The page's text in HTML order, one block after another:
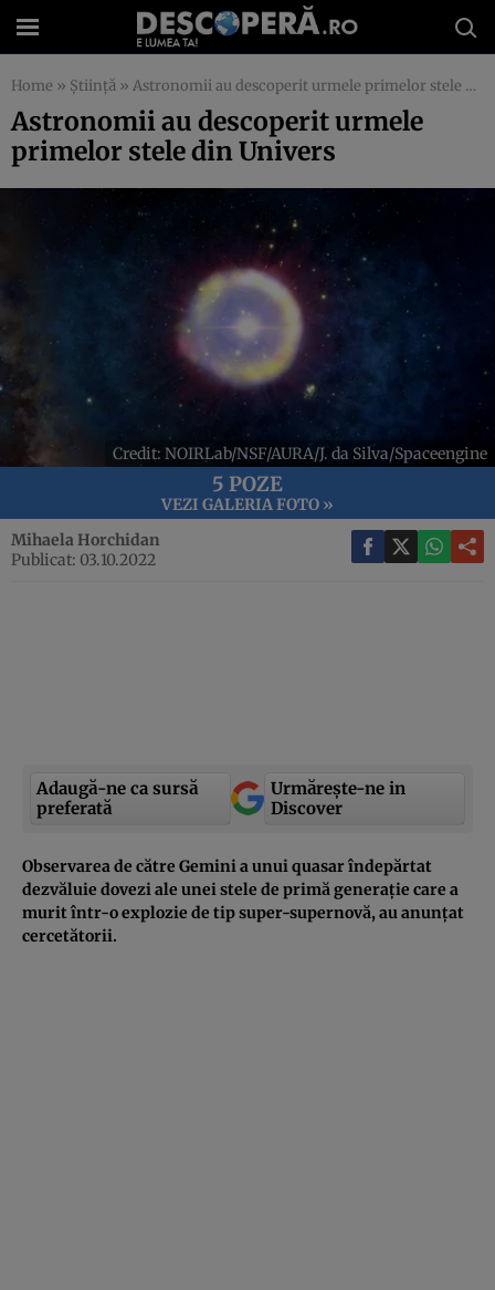
Home » Știință » Astronomii au descoperit urmele primelor stele din Univers
Astronomii au descoperit urmele
primelor stele din Univers
Credit: NOIRLab/NSF/AURA/J. da Silva/Spaceengine
5 POZE
VEZI GALERIA FOTO »
Mihaela Horchidan
Publicat: 03.10.2022
Adaugă-ne ca sursă
preferată
Urmărește-ne in
Discover
Observarea de către Gemini a unui quasar îndepărtat
dezvăluie dovezi ale unei stele de primă generație care a
murit într-o explozie de tip super-supernovă, au anunțat
cercetătorii.